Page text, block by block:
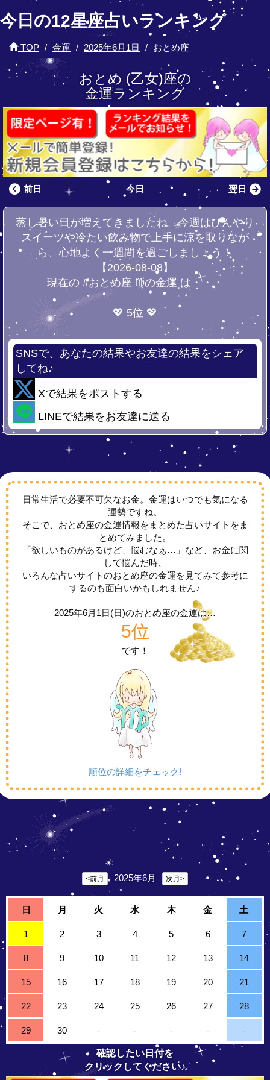
今日の12星座占いランキング
TOP 金運 2025年6月1日 おとめ座
おとめ (乙女)座の
金運ランキング
前日 今日 翌日
蒸し暑い日が増えてきましたね。今週はひんやり
スイーツや冷たい飲み物で上手に涼を取りなが
ら、心地よく一週間を過ごしましょう！
【2026-08-08】
現在の #おとめ座 ♍の金運 は・・・
💖 5位 💖
SNSで、あなたの結果やお友達の結果をシェア
してね♪
Xで結果をポストする
LINEで結果をお友達に送る
日常生活で必要不可欠なお金。金運はいつでも気になる
運勢ですね。
そこで、おとめ座の金運情報をまとめた占いサイトをま
とめてみました。
「欲しいものがあるけど、悩むなぁ…」など、お金に関
して悩んだ時、
いろんな占いサイトのおとめ座の金運を見てみて参考に
するのも面白いかもしれません♪
2025年6月1日(日)のおとめ座の金運は…
5位
です！
順位の詳細をチェック!
<前月 2025年6月 次月>
日 月 火 水 木 金 土
1 2 3 4 5 6 7
8 9 10 11 12 13 14
15 16 17 18 19 20 21
22 23 24 25 26 27 28
29 30 - - - - -
確認したい日付を
クリックしてください♪